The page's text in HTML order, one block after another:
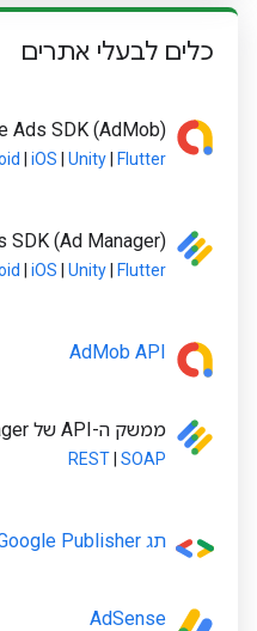
כלים לבעלי אתרים
Ads SDK (AdMob)
iOS Unity Flutter
SDK (Ad Manager)
iOS Unity Flutter
AdMob API
ממשק ה-API של Ad Manager
REST SOAP
תג Google Publisher
AdSense